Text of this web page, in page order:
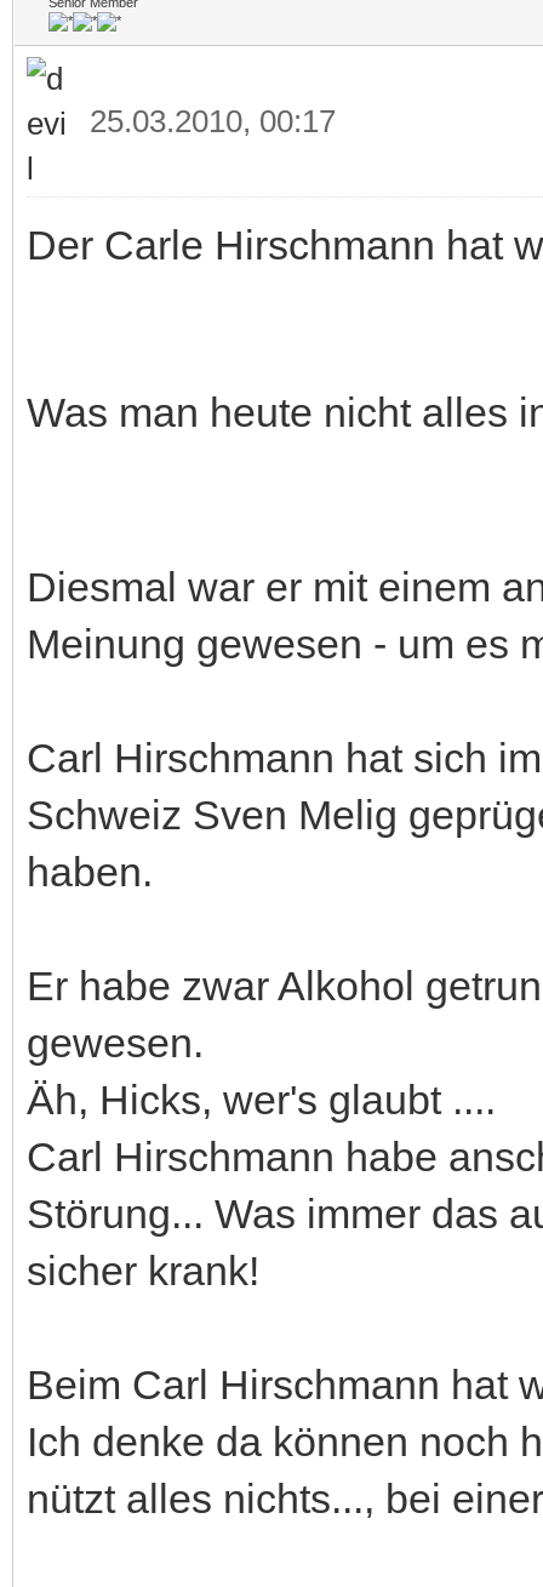
25.03.2010, 00:17
Der Carle Hirschmann hat
Was man heute nicht alles
Diesmal war er mit einem
Meinung gewesen - um es
Carl Hirschmann hat sich
Schweiz Sven Melig
haben.
Er habe zwar Alkohol
gewesen.
Äh, Hicks, wer's glaubt ....
Carl Hirschmann habe
Störung... Was immer das
sicher krank!
Beim Carl Hirschmann hat
Ich denke da können noch
nützt alles nichts..., bei